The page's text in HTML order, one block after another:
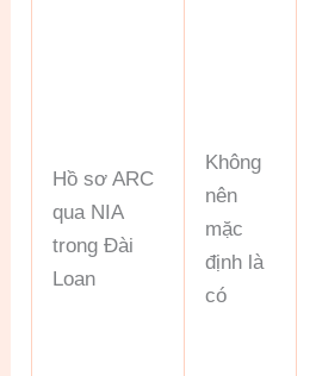
Hồ sơ ARC
qua NIA
trong Đài
Loan
Không
nên
mặc
định là
có